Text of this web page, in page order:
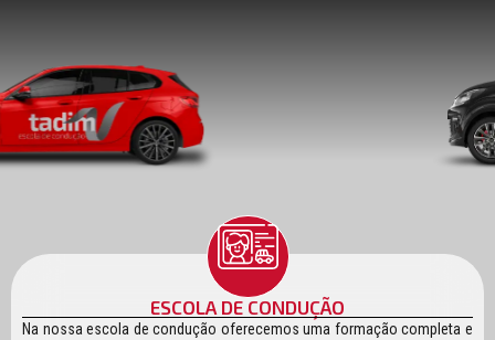
ESCOLA DE CONDUÇÃO
Na nossa escola de condução oferecemos uma formação completa e